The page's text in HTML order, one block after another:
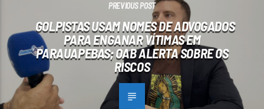
PREVIOUS POST
GOLPISTAS USAM NOMES DE ADVOGADOS
PARA ENGANAR VÍTIMAS EM
PARAUAPEBAS; OAB ALERTA SOBRE OS
RISCOS